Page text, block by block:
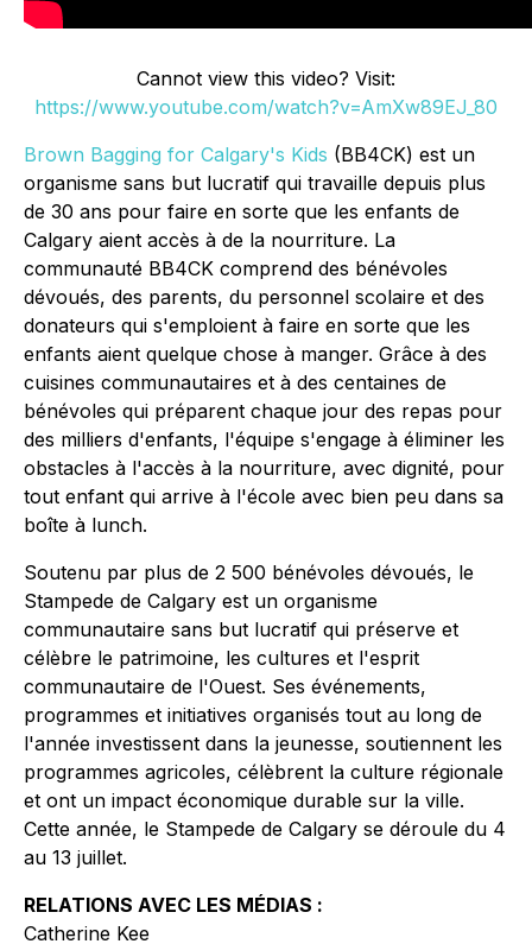
Cannot view this video? Visit:
https://www.youtube.com/watch?v=AmXw89EJ_80
Brown Bagging for Calgary's Kids (BB4CK) est un
organisme sans but lucratif qui travaille depuis plus
de 30 ans pour faire en sorte que les enfants de
Calgary aient accès à de la nourriture. La
communauté BB4CK comprend des bénévoles
dévoués, des parents, du personnel scolaire et des
donateurs qui s'emploient à faire en sorte que les
enfants aient quelque chose à manger. Grâce à des
cuisines communautaires et à des centaines de
bénévoles qui préparent chaque jour des repas pour
des milliers d'enfants, l'équipe s'engage à éliminer les
obstacles à l'accès à la nourriture, avec dignité, pour
tout enfant qui arrive à l'école avec bien peu dans sa
boîte à lunch.
Soutenu par plus de 2 500 bénévoles dévoués, le
Stampede de Calgary est un organisme
communautaire sans but lucratif qui préserve et
célèbre le patrimoine, les cultures et l'esprit
communautaire de l'Ouest. Ses événements,
programmes et initiatives organisés tout au long de
l'année investissent dans la jeunesse, soutiennent les
programmes agricoles, célèbrent la culture régionale
et ont un impact économique durable sur la ville.
Cette année, le Stampede de Calgary se déroule du 4
au 13 juillet.
RELATIONS AVEC LES MÉDIAS :
Catherine Kee